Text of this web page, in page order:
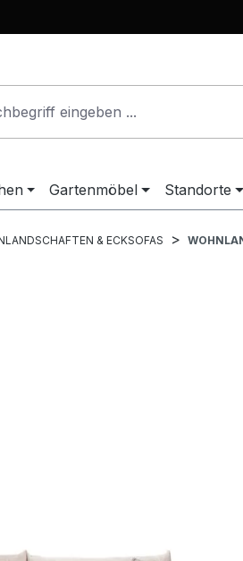
Gartenmöbel Standorte
& ECKSOFAS